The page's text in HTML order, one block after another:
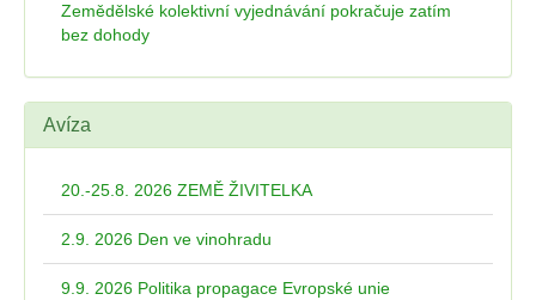
Zemědělské kolektivní vyjednávání pokračuje zatím
bez dohody
Avíza
20.-25.8. 2026 ZEMĚ ŽIVITELKA
2.9. 2026 Den ve vinohradu
9.9. 2026 Politika propagace Evropské unie